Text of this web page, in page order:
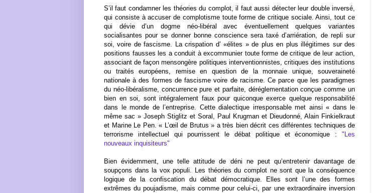
S’il faut condamner les théories du complot, il faut aussi détecter leur double inversé,
qui consiste à accuser de complotisme toute forme de critique sociale. Ainsi, tout ce
qui dévie d’un dogme néo-libéral avec éventuellement quelques variantes
socialisantes pour se donner bonne conscience sera taxé d’arriération, de repli sur
soi, voire de fascisme. La crispation d’ «élites » de plus en plus illégitimes sur des
positions fausses les a conduit à excommunier toute forme de critique de leur action,
associant de façon mensongère politiques interventionnistes, critiques des institutions
ou traités européens, remise en question de la monnaie unique, souveraineté
nationale à des formes de fascisme voire de racisme. Ce parce que les paradigmes
du néo-libéralisme, concurrence pure et parfaite, déréglementation conçue comme un
bien en soi, sont intégralement faux pour quiconque exerce quelque responsabilité
dans le monde de l’entreprise. Cette dialectique irresponsable met ainsi « dans le
même sac » Joseph Stiglitz et Soral, Paul Krugman et Dieudonné, Alain Finkielkraut
et Marine Le Pen. « L’œil de Brutus » a très bien décrit ces différentes techniques de
terrorisme intellectuel qui pourrissent le débat politique et économique : "Les
nouveaux inquisiteurs"
Bien évidemment, une telle attitude de déni ne peut qu’entretenir davantage de
soupçons dans la vox populi. Les théories du complot ne sont que la conséquence
logique de la confiscation du débat démocratique. Elles sont l’une des formes
extrêmes du poujadisme, mais comme pour celui-ci, par une extraordinaire inversion